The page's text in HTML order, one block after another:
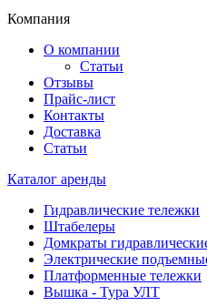
Компания
О компании
Статьи
Отзывы
Прайс-лист
Контакты
Доставка
Статьи
Каталог аренды
Гидравлические тележки
Штабелеры
Домкраты
Электрические
Платформенные тележки
Вышка - Тура УЛТ